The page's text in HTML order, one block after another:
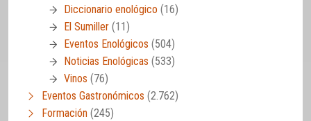
Diccionario enológico (16)
El Sumiller (11)
Eventos Enológicos (504)
Noticias Enológicas (533)
Vinos (76)
Eventos Gastronómicos (2.762)
Formación (245)